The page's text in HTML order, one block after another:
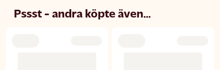
Pssst - andra köpte även...